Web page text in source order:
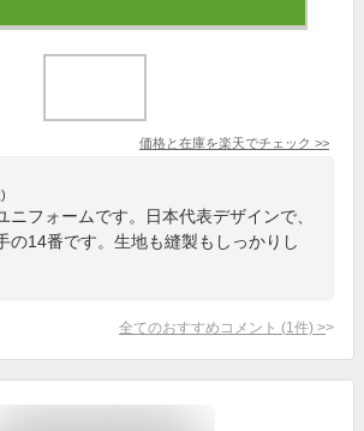
価格と在庫を楽天でチェック >>
ニフォームです。日本代表デザインで、
の14番です。生地も縫製もしっかりし
全てのおすすめコメント (1 件) >